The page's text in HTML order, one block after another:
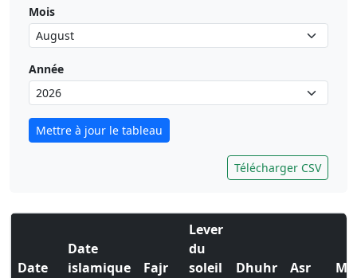
Mois
Année
Mettre à jour le tableau
Télécharger CSV
Date
Date
islamique
Fajr
Lever
du
soleil
Dhuhr Asr